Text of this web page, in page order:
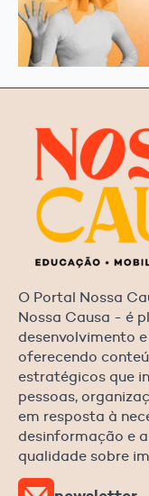
O Portal Nossa
Nossa Causa - é
desenvolvimento
oferecendo
estratégicos que
pessoas,
em resposta à
desinformação e
qualidade sobre